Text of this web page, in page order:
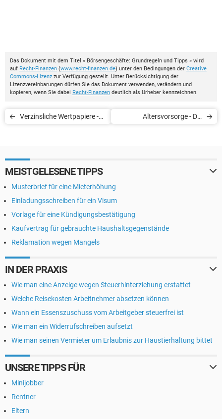
Das Dokument mit dem Titel « Börsengeschäfte: Grundregeln und Tipps » wird
auf Recht-Finanzen (www.recht-finanzen.de) unter den Bedingungen der Creative
Commons-Lizenz zur Verfügung gestellt. Unter Berücksichtigung der
Lizenzvereinbarungen dürfen Sie das Dokument verwenden, verändern und
kopieren, wenn Sie dabei Recht-Finanzen deutlich als Urheber kennzeichnen.
Verzinsliche Wertpapiere -
Altersvorsorge - Die
MEISTGELESENE TIPPS
Musterbrief für eine Mieterhöhung
Einladungsschreiben für ein Visum
Vorlage für eine Kündigungsbestätigung
Kaufvertrag für gebrauchte Haushaltsgegenstände
Reklamation wegen Mangels
IN DER PRAXIS
Wie man eine Anzeige wegen Steuerhinterziehung erstattet
Welche Reisekosten Arbeitnehmer absetzen können
Wann ein Essenszuschuss vom Arbeitgeber steuerfrei ist
Wie man ein Widerrufschreiben aufsetzt
Wie man seinen Vermieter um Erlaubnis zur Haustierhaltung bittet
UNSERE TIPPS FÜR
Minijobber
Rentner
Eltern